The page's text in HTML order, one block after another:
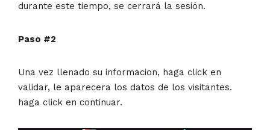
durante este tiempo, se cerrará la sesión.
Paso #2
Una vez llenado su informacion, haga click en
validar, le aparecera los datos de los visitantes.
haga click en continuar.